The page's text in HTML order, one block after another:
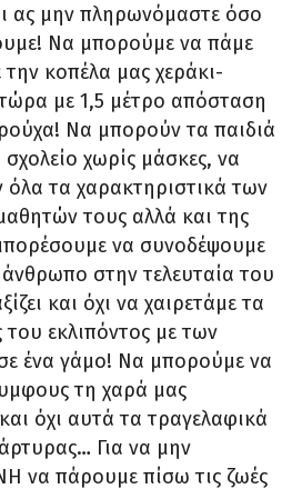
ας μην πληρωνόμαστε όσο
Να μπορούμε να πάμε
κοπέλα μας χεράκι-
με 1,5 μέτρο απόσταση
Να μπορούν τα παιδιά
χωρίς μάσκες, να
τα χαρακτηριστικά των
τους αλλά και της
να συνοδέψουμε
στην τελευταία του
και όχι να χαιρετάμε τα
του εκλιπόντος με των
ένα γάμο! Να μπορούμε να
τη χαρά μας
όχι αυτά τα τραγελαφικά
Για να μην
να πάρουμε πίσω τις ζωές